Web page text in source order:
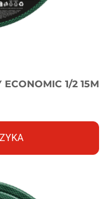
1/2 15M